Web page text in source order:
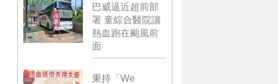
巴威逼近超前部
署 童綜合醫院讓
熱血跑在颱風前
面
秉持「We